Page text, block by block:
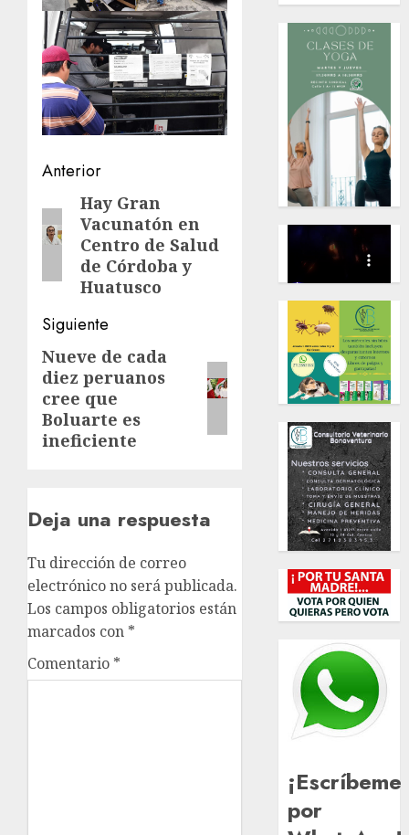
Navegación
de
entradas
Anterior
Entrada
anterior:
Hay Gran
Vacunatón en
Centro de Salud
de Córdoba y
Huatusco
Siguiente
Siguiente
entrada:
Nueve de cada
diez peruanos
cree que
Boluarte es
ineficiente
Deja una respuesta
Tu dirección de correo
electrónico no será publicada.
Los campos obligatorios están
marcados con *
Comentario *
¡Escríbeme
por